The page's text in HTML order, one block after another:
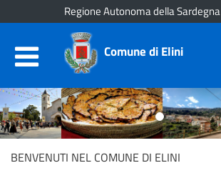
Regione Autonoma della Sardegna
Comune di Elini
pagina
precedente
BENVENUTI NEL COMUNE DI ELINI